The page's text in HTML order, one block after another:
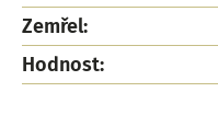
Zemřel:
Hodnost: